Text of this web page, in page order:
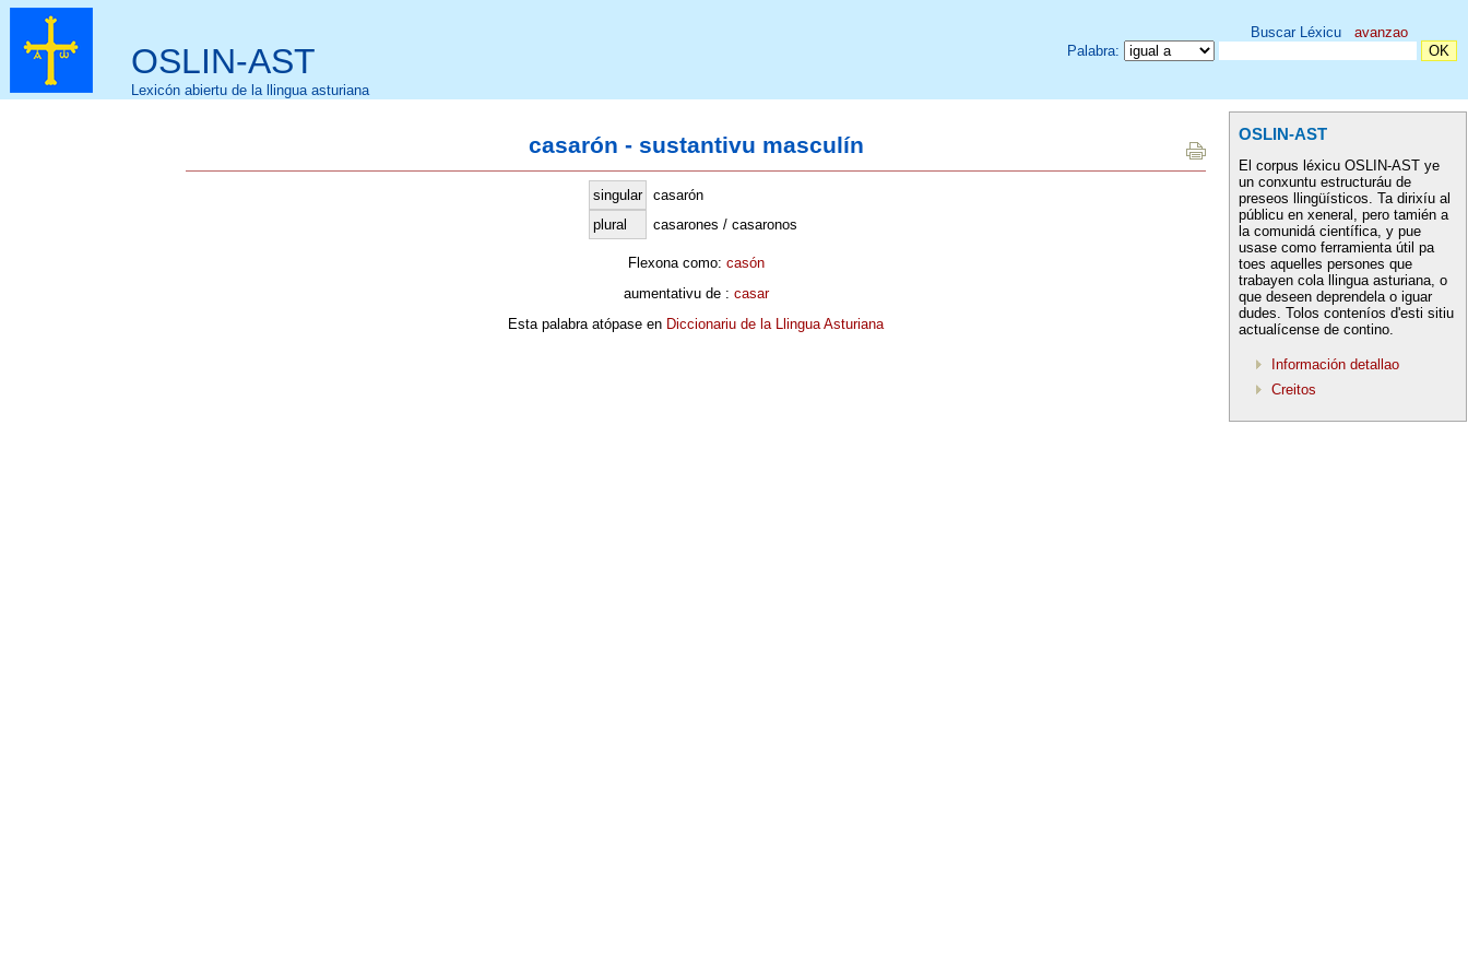
OSLIN-AST
Lexicón abiertu de la llingua asturiana
Buscar Léxicu avanzao
Palabra:
casarón - sustantivu masculín
singular
casarón
plural
casarones / casaronos
Flexona como: casón
aumentativu de : casar
Esta palabra atópase en Diccionariu de la Llingua Asturiana
OSLIN-AST
El corpus léxicu OSLIN-AST ye
un conxuntu estructuráu de
preseos llingüísticos. Ta dirixíu al
públicu en xeneral, pero tamién a
la comunidá científica, y pue
usase como ferramienta útil pa
toes aquelles persones que
trabayen cola llingua asturiana, o
que deseen deprendela o iguar
dudes. Tolos conteníos d'esti sitiu
actualícense de contino.
Información detallao
Creitos